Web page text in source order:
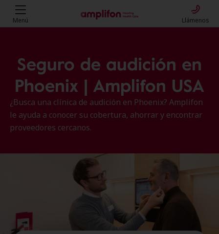
Menú Llámenos
Seguro de audición en
Phoenix | Amplifon USA
¿Busca una clínica de audición en Phoenix? Amplifon
le ayuda a conocer su cobertura, ahorrar y encontrar
proveedores cercanos.